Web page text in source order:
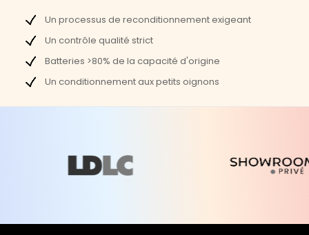
Performances
Processeur : Intel Core i5-8210Y
Vitesse processeur (Ghz) : 1,6
Vitesse processeur mode turbo (GHz) :
Processeur graphique :
Intel UHD Graphics 617
Un processus de reconditionnement exigeant
Un contrôle qualité strict
Batteries >80% de la capacité d'origine
Un conditionnement aux petits oignons